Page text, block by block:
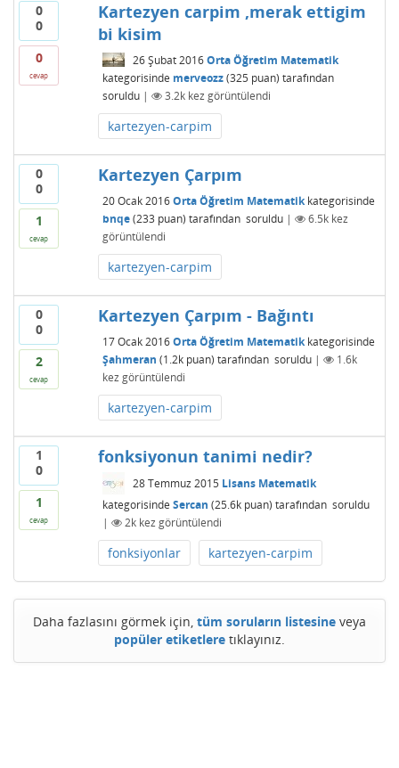
0
0
0
cevap
Kartezyen carpim ,merak ettigim
bi kisim
26 Şubat 2016 Orta Öğretim Matematik
kategorisinde merveozz (325 puan) tarafından
soruldu | 3.2kkez görüntülendi
kartezyen-carpim
0
0
1
cevap
Kartezyen Çarpım
20 Ocak 2016 Orta Öğretim Matematikkategorisinde
bnqe (233 puan) tarafından soruldu | 6.5kkez
görüntülendi
kartezyen-carpim
0
0
2
cevap
Kartezyen Çarpım - Bağıntı
17 Ocak 2016 Orta Öğretim Matematikkategorisinde
Şahmeran (1.2kpuan) tarafından soruldu |
1.6k
kez görüntülendi
kartezyen-carpim
1
0
1
cevap
fonksiyonun tanimi nedir?
28 Temmuz 2015 Lisans Matematik
kategorisinde Sercan (25.6kpuan) tarafından soruldu
|
2kkez görüntülendi
fonksiyonlar kartezyen-carpim
Daha fazlasını görmek için, tüm soruların listesine veya
popüler etiketlere tıklayınız.